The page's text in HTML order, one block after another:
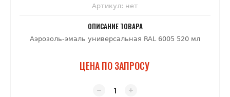
Артикул: нет
ОПИСАНИЕ ТОВАРА
Аэрозоль-эмаль универсальная RAL 6005 520 мл
ЦЕНА ПО ЗАПРОСУ